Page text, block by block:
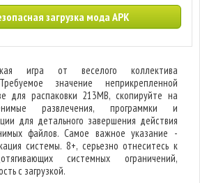
загрузка мода APK
игра от веселого коллектива
значение неприкрепленной
для распаковки 213MB, скопируйте на
развлечения, программки и
для детального завершения действия
файлов. Самое важное указание -
системы. 8+, серьезно отнеситесь к
системных ограничений,
с загрузкой.